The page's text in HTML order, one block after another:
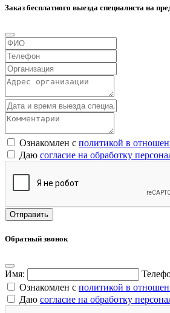
Заказ бесплатного выезда специалиста на
Ознакомлен с политикой в
Даю согласие на обработку
Обратный звонок
Имя:
Ознакомлен с политикой в
Даю согласие на обработку